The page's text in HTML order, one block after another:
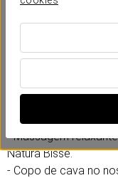
Esqueça as suas
desta promoção
Inclui:
- Acesso às
interior aquecida,
- Massagem
Natura Bissé.
- Copo de cava no